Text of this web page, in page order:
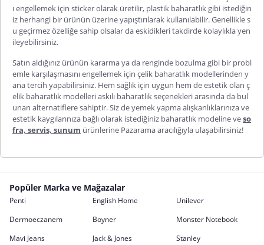
ı engellemek için stickerolarak üretilir, plastik baharatlık gibi istediğin
iz herhangi bir ürünün üzerine yapıştırılarak kullanılabilir. Genellikle s
u geçirmez özelliğe sahip olsalar da eskidikleri takdirde kolaylıkla yen
ileyebilirsiniz.
Satın aldığınız ürünün kararma ya da renginde bozulma gibi bir probl
emle karşılaşmasını engellemek için çelik baharatlık modellerinden y
ana tercih yapabilirsiniz. Hem sağlık için uygun hem de estetik olan ç
elik baharatlık modelleriaskılı baharatlıkseçenekleri arasında da bul
unan alternatiflere sahiptir. Siz de yemek yapma alışkanlıklarınıza ve
estetik kaygılarınıza bağlı olarak istediğiniz baharatlık modeline veso
fra, servis, sunum ürünlerine Pazaramaaracılığıyla ulaşabilirsiniz!
Popüler Marka ve Mağazalar
Penti English Home
Unilever
Dermoeczanem
Boyner
Monster Notebook
Mavi Jeans
Jack & Jones
Stanley